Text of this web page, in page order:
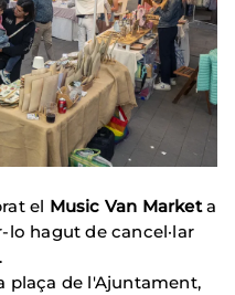
el Music Van Marketa
lo hagut de cancel·lar
plaça de l'Ajuntament,